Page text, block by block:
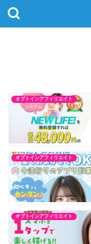
オプトインアフィリエイト
オプトインアフィリエイト
オプトインアフィリエイト